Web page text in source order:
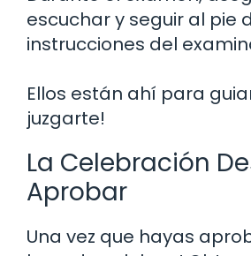
escuchar y seguir al pie
instrucciones del
Ellos están ahí para
juzgarte!
La Celebración
Aprobar
Una vez que hayas